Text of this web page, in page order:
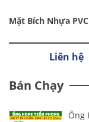
Mặt Bích Nhựa PVC
Liên hệ
Bán Chạy
Ống